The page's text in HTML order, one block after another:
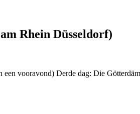
Rhein Düsseldorf)
vooravond) Derde dag: Die